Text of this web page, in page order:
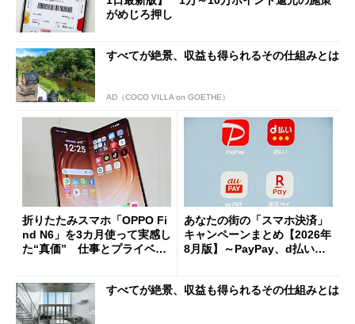
がめじろ押し
すべてが絶景、収益も得られるその仕組みとは
AD（COCO VILLA on GOETHE）
折りたたみスマホ「OPPO Fi
nd N6」を3カ月使って実感し
た“真価” 仕事とプライベー
あなたの街の「スマホ決済」
キャンペーンまとめ【2026年
8月版】～PayPay、d払い、a
すべてが絶景、収益も得られるその仕組みとは